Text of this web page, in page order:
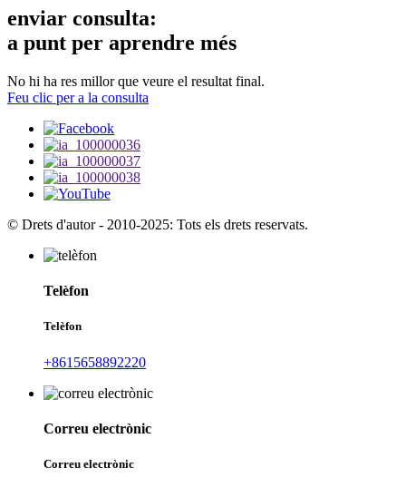
enviar consulta:
a punt per aprendre més
No hi ha res millor que veure el resultat final.
Feu clic per a la consulta
© Drets d'autor - 2010-2025: Tots els drets reservats.
Telèfon
Telèfon
+8615658892220
Correu electrònic
Correu electrònic